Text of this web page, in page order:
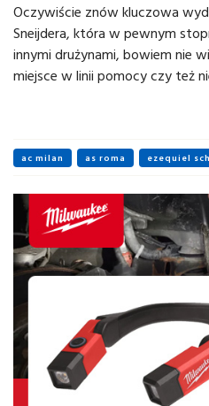
Oczywiście znów kluczowa
Sneijdera, która w pewnym
innymi drużynami, bowiem nie
miejsce w linii pomocy czy też
ac milan as roma ezequiel